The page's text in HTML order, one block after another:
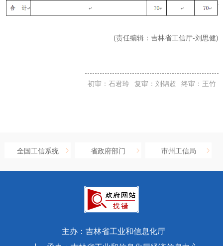
(责任编辑：吉林省工信厅-刘思健)
初审：石君玲 复审：刘锦超 终审：王竹
全国工信系统 省政府部门 市州工信局
主办：吉林省工业和信息化厅